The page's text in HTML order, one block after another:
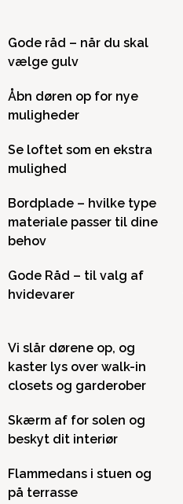
Gode råd – når du skal
vælge gulv
Åbn døren op for nye
muligheder
Se loftet som en ekstra
mulighed
Bordplade – hvilke type
materiale passer til dine
behov
Gode Råd – til valg af
hvidevarer
Vi slår dørene op, og
kaster lys over walk-in
closets og garderober
Skærm af for solen og
beskyt dit interiør
Flammedans i stuen og
på terrasse